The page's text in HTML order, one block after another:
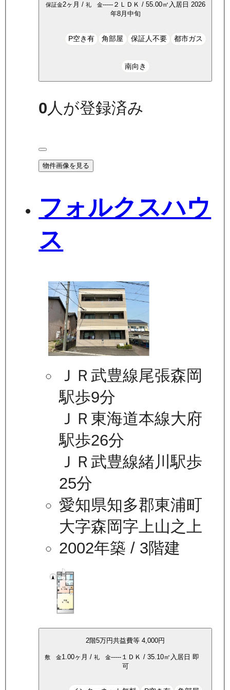
保証金2ヶ月 / 礼 金-----２ＬＤＫ / 55.00㎡ 入居日 2026
年8月中旬
P空き有 角部屋 保証人不要 都市ガス
南向き
0 人が登録済み
物件画像を見る
フォルクスハウ
ス
ＪＲ武豊線尾張森岡
駅歩9分
ＪＲ東海道本線大府
駅歩26分
ＪＲ武豊線緒川駅歩
25分
愛知県知多郡東浦町
大字森岡字上山之上
2002年築 / 3階建
2階5万円共益費等 4,000円
敷 金1.00ヶ月 / 礼 金----- １ＤＫ / 35.10㎡ 入居日 即
可